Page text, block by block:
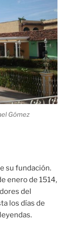
Gómez
su fundación.
enero de 1514,
del
los días de